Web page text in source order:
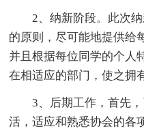
2、纳新阶段。此次纳
的原则，尽可能地提供给
并且根据每位同学的个人
在相适应的部门，使之拥
3、后期工作，首先，
活，适应和熟悉协会的各